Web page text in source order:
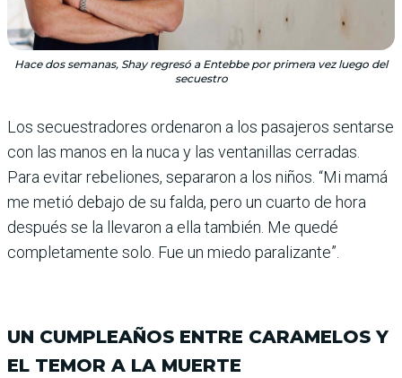
Hace dos semanas, Shay regresó a Entebbe por primera vez luego del
secuestro
Los secuestradores ordenaron a los pasajeros sentarse
con las manos en la nuca y las ventani­llas cerradas.
Para evitar rebe­liones, separaron a los niños. “Mi mamá
me metió debajo de su falda, pero un cuarto de hora
después se la llevaron a ella también. Me quedé
completamente solo. Fue un miedo paralizante”.
UN CUMPLEAÑOS ENTRE CARAMELOS Y
EL TEMOR A LA MUERTE